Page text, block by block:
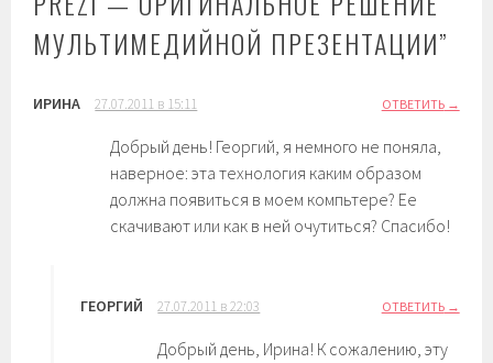
МУЛЬТИМЕДИЙНОЙ ПРЕЗЕНТАЦИИ”
ИРИНА 27.07.2011 в 15:11 ОТВЕТИТЬ
Добрый день! Георгий, я немного не поняла,
наверное: эта технология каким образом
должна появиться в моем компьтере? Ее
скачивают или как в ней очутиться? Спасибо!
ГЕОРГИЙ 27.07.2011 в 22:03 ОТВЕТИТЬ
Добрый день, Ирина! К сожалению, эту